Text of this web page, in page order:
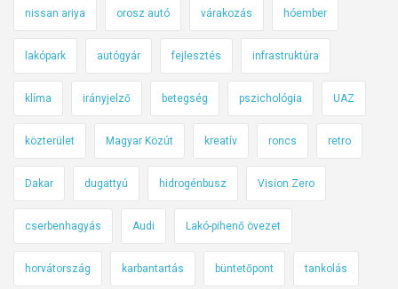
nissan ariya orosz autó várakozás hóember
lakópark autógyár fejlesztés infrastruktúra
klíma irányjelző betegség pszichológia UAZ
közterület Magyar Közút kreatív roncs retro
Dakar dugattyú hidrogénbusz Vision Zero
cserbenhagyás Audi Lakó-pihenő övezet
horvátország karbantartás büntetőpont tankolás